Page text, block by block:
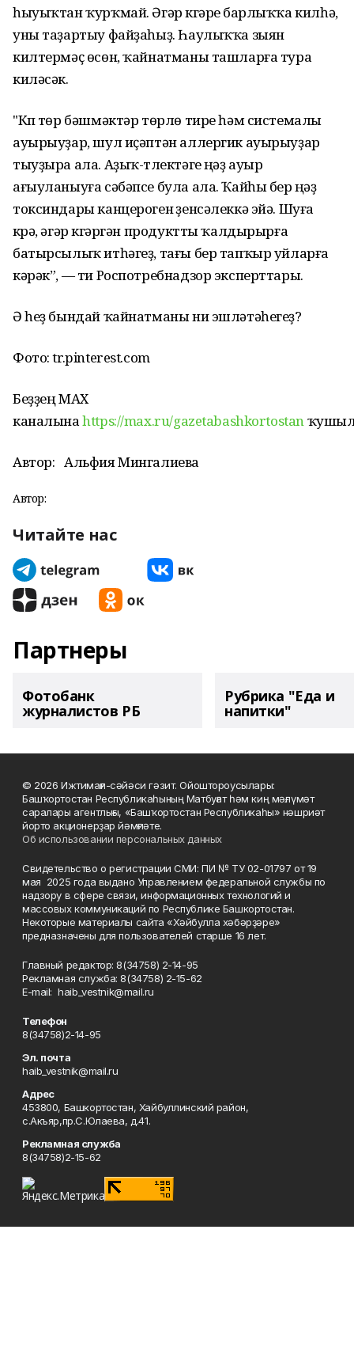
һыуыҡтан ҡурҡмай. Әгәр күгәреү барлыҡҡа килһә,
уны таҙартыу файҙаһыҙ. Һаулыҡҡа зыян
килтермәҫ өсөн, ҡайнатманы ташларға тура
киләсәк.
"Күп төр бәшмәктәр төрлө тире һәм системалы
ауырыуҙар, шул иҫәптән аллергик ауырыуҙар
тыуҙыра ала. Аҙыҡ-түлектәге үңәҙ ауыр
ағыуланыуға сәбәпсе була ала. Ҡайһы бер үңәҙ
токсиндары канцероген үҙенсәлеккә эйә. Шуға
күрә, әгәр күгәргән продуктты ҡалдырырға
батырсылыҡ итһәгеҙ, тағы бер тапҡыр уйларға
кәрәк”, — ти Роспотребнадзор эксперттары.
Ә һеҙ бындай ҡайнатманы ни эшләтәһегеҙ?
Фото: tr.pinterest.com
Беҙҙең МАХ
каналынаhttps://max.ru/gazetabashkortostan
Автор: Альфия Мингалиева
Автор:
Читайте нас
Партнеры
Фотобанк
журналистов РБ
Рубрика "Еда и
напитки"
© 2026 Ижтимағи-сәйәси гәзит. Ойоштороусылары:
Башҡортостан Республикаһының Матбуғат һәм киң мәғлүмәт
саралары агентлығы, «Башҡортостан Республикаһы» нәшриәт
йорто акционерҙар йәмғиәте.
Об использовании персональных данных
Свидетельство о регистрации СМИ: ПИ № ТУ 02-01797 от 19
мая 2025 года выдано Управлением федеральной службы по
надзору в сфере связи, информационных технологий и
массовых коммуникаций по Республике Башкортостан.
Некоторые материалы сайта «Хәйбулла хәбәрҙәре»
предназначены для пользователей старше 16 лет.
Главный редактор: 8(34758) 2-14-95
Рекламная служба: 8(34758) 2-15-62
Е-mаil: haib_vestnik@mail.ru
Телефон
8(34758)2-14-95
Эл. почта
haib_vestnik@mail.ru
Адрес
453800, Башкортостан, Хайбуллинский район,
с.Акъяр,пр.С.Юлаева, д.41.
Рекламная служба
8(34758)2-15-62